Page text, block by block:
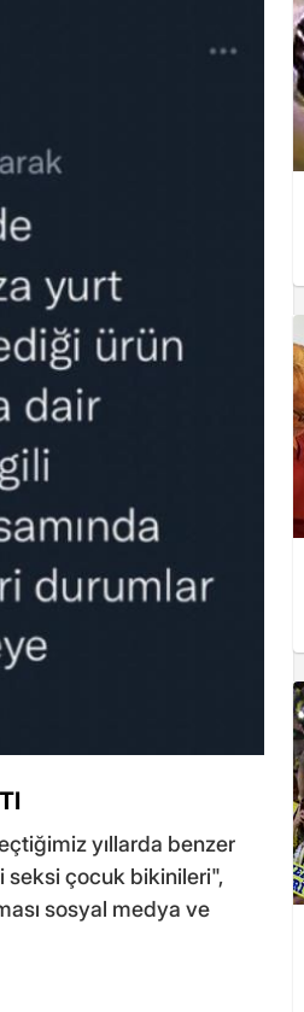
yıllarda benzer
seksi çocuk bikinileri",
sosyal medya ve